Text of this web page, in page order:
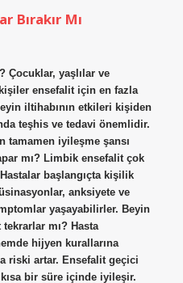
Bırakır Mı
Çocuklar, yaşlılar ve
kişiler ensefalit için en fazla
iltihabının etkileri kişiden
teşhis ve tedavi önemlidir.
tamamen iyileşme şansı
mı? Limbik ensefalit çok
başlangıçta kişilik
anksiyete ve
yaşayabilirler. Beyin
mı? Hasta
hijyen kurallarına
riski artar. Ensefalit geçici
bir süre içinde iyileşir.